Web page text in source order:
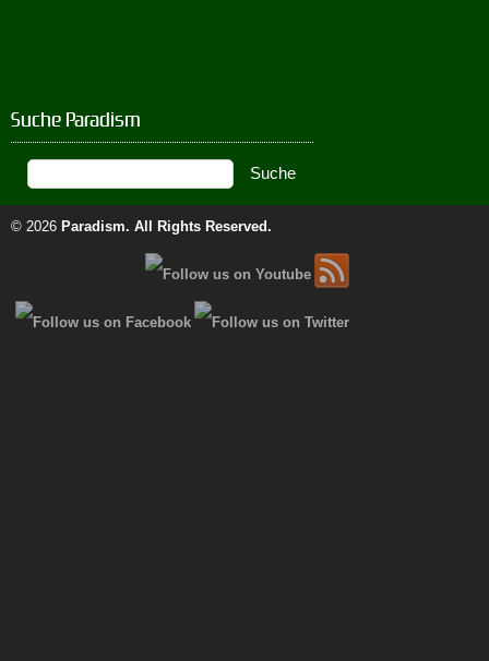
Suche Paradism
© 2026 Paradism. All Rights Reserved.